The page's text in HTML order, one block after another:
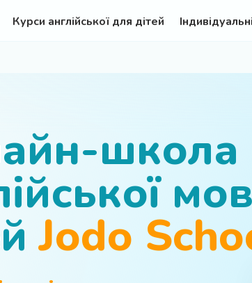
Курси англійської для дітей Індивідуальні
школа
Jodo